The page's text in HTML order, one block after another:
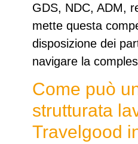
GDS, NDC, ADM,
mette questa
disposizione dei
navigare la
Come può
strutturata
Travelgood